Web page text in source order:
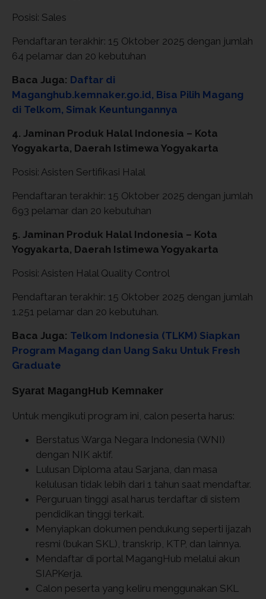
Posisi: Sales
Pendaftaran terakhir: 15 Oktober 2025 dengan jumlah
64 pelamar dan 20 kebutuhan
Baca Juga: Daftar di
Maganghub.kemnaker.go.id, Bisa Pilih Magang
di Telkom, Simak Keuntungannya
4. Jaminan Produk Halal Indonesia – Kota
Yogyakarta, Daerah Istimewa Yogyakarta
Posisi: Asisten Sertifikasi Halal
Pendaftaran terakhir: 15 Oktober 2025 dengan jumlah
693 pelamar dan 20 kebutuhan
5. Jaminan Produk Halal Indonesia – Kota
Yogyakarta, Daerah Istimewa Yogyakarta
Posisi: Asisten Halal Quality Control
Pendaftaran terakhir: 15 Oktober 2025 dengan jumlah
1.251 pelamar dan 20 kebutuhan.
Baca Juga: Telkom Indonesia (TLKM) Siapkan
Program Magang dan Uang Saku Untuk Fresh
Graduate
Syarat MagangHub Kemnaker
Untuk mengikuti program ini, calon peserta harus:
Berstatus Warga Negara Indonesia (WNI)
dengan NIK aktif.
Lulusan Diploma atau Sarjana, dan masa
kelulusan tidak lebih dari 1 tahun saat mendaftar.
Perguruan tinggi asal harus terdaftar di sistem
pendidikan tinggi terkait.
Menyiapkan dokumen pendukung seperti ijazah
resmi (bukan SKL), transkrip, KTP, dan lainnya.
Mendaftar di portal MagangHub melalui akun
SIAPKerja.
Calon peserta yang keliru menggunakan SKL